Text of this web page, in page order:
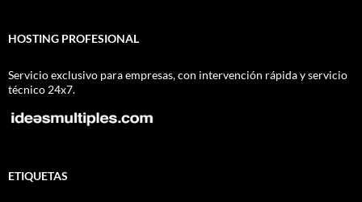
HOSTING PROFESIONAL
Servicio exclusivo para empresas, con intervención rápida y servicio
técnico 24x7.
ETIQUETAS